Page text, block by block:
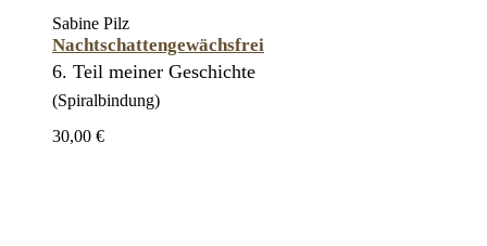
Sabine Pilz
Nachtschattengewächsfrei
6. Teil meiner Geschichte
(Spiralbindung)
30,00 €